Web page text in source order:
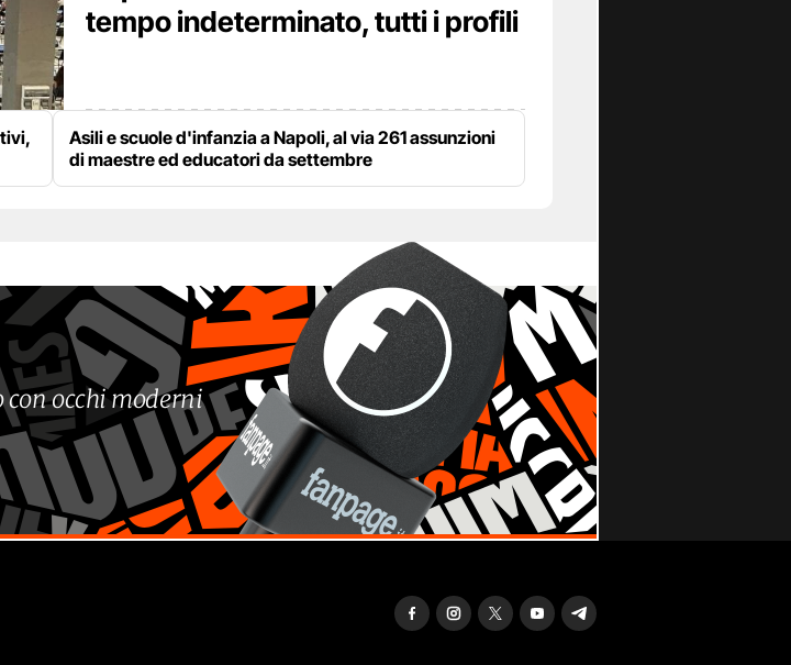
tempo indeterminato, tutti i profili
Asili e scuole d'infanzia a Napoli, al via 261 assunzioni
di maestre ed educatori da settembre
occhi moderni